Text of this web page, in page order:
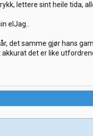
lettere sint heile tida,
elJag..
det samme gjør hans
det er like